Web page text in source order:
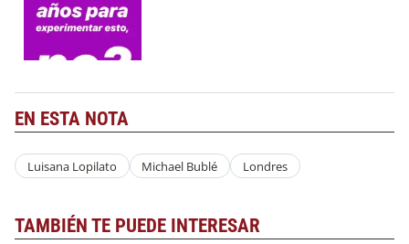
EN ESTA NOTA
Luisana Lopilato Michael Bublé Londres
TAMBIÉN TE PUEDE INTERESAR